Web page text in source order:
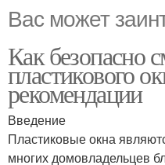
Вас может
Как безопасно
пластикового
рекомендации
Введение
Пластиковые окна
многих домовладельцев